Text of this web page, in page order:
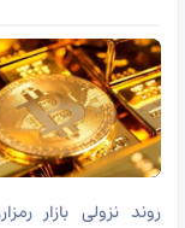
روند نزولی بازار